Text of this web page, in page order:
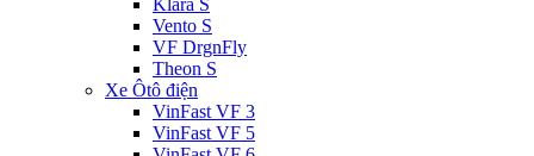
Klara S
Vento S
VF DrgnFly
Theon S
Xe Ôtô điện
VinFast VF 3
VinFast VF 5